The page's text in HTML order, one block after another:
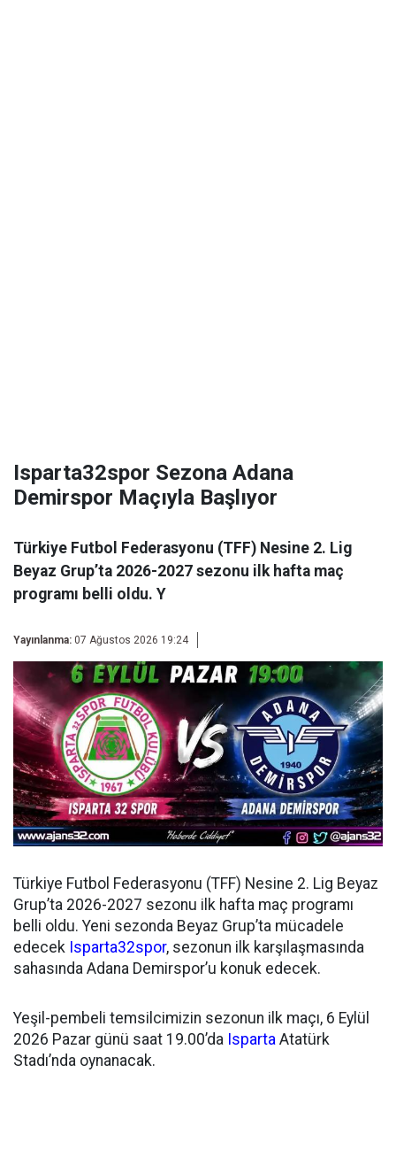
Isparta32spor Sezona Adana
Demirspor Maçıyla Başlıyor
Türkiye Futbol Federasyonu (TFF) Nesine 2. Lig
Beyaz Grup’ta 2026-2027 sezonu ilk hafta maç
programı belli oldu. Y
Yayınlanma: 07 Ağustos 2026 19:24
Türkiye Futbol Federasyonu (TFF) Nesine 2. Lig Beyaz
Grup’ta 2026-2027 sezonu ilk hafta maç programı
belli oldu. Yeni sezonda Beyaz Grup’ta mücadele
edecek Isparta32spor, sezonun ilk karşılaşmasında
sahasında Adana Demirspor’u konuk edecek.
Yeşil-pembeli temsilcimizin sezonun ilk maçı, 6 Eylül
2026 Pazar günü saat 19.00’da Isparta Atatürk
Stadı’nda oynanacak.